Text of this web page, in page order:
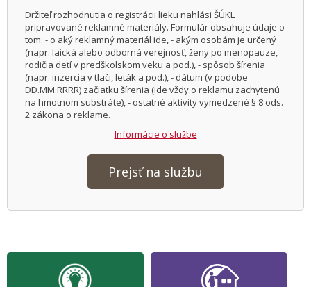
Držiteľ rozhodnutia o registrácii lieku nahlási ŠÚKL
pripravované reklamné materiály. Formulár obsahuje údaje o
tom: - o aký reklamný materiál ide, - akým osobám je určený
(napr. laická alebo odborná verejnosť, ženy po menopauze,
rodičia detí v predškolskom veku a pod.), - spôsob šírenia
(napr. inzercia v tlači, leták a pod.), - dátum (v podobe
DD.MM.RRRR) začiatku šírenia (ide vždy o reklamu zachytenú
na hmotnom substráte), - ostatné aktivity vymedzené § 8 ods.
2 zákona o reklame.
Informácie o službe
Prejsť na službu